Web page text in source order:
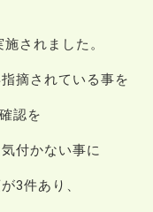
されました。
摘されている事を
認を
付かない事に
3件あり、